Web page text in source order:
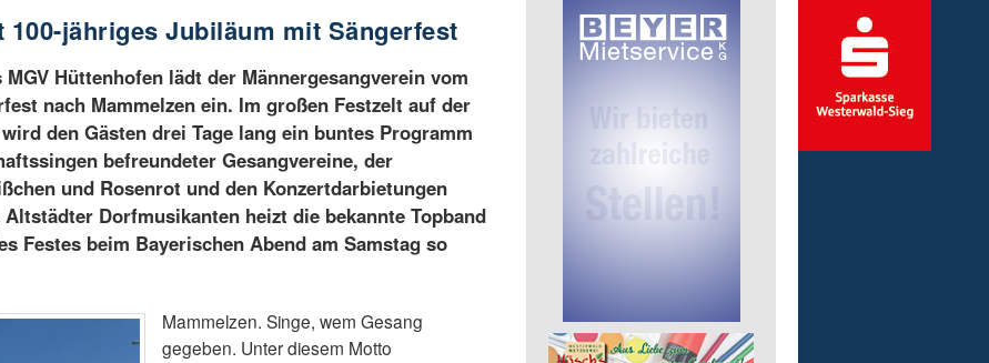
100-jähriges Jubiläum mit Sängerfest
Hüttenhofen lädt der Männergesangverein vom
nach Mammelzen ein. Im großen Festzelt auf der
den Gästen drei Tage lang ein buntes Programm
befreundeter Gesangvereine, der
und Rosenrot und den Konzertdarbietungen
Dorfmusikanten heizt die bekannte Topband
Festes beim Bayerischen Abend am Samstag so
Mammelzen. Singe, wem Gesang
gegeben. Unter diesem Motto